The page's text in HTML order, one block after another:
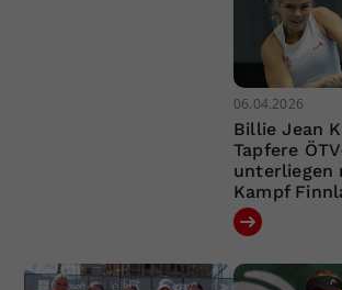
06.04.2026
Billie Jean
Tapfere
unterliegen
Kampf